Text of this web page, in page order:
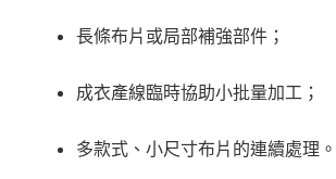
長條布片或局部補強部件；
成衣產線臨時協助小批量加工；
多款式、小尺寸布片的連續處理。